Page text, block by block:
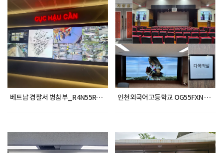
A
베트남 경찰서 병참부_R4N55RNF 2X4 인천외국어고등학교 OG55FXN 24대